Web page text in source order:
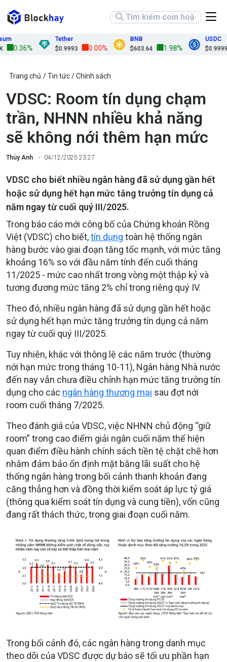
0.36%
Tether
$0.9993
0.00%
BNB
$603.64
1.98%
USDC
$0.9999
Trang chủ Tin tức Chính sách
VDSC: Room tín dụng chạm
trần, NHNN nhiều khả năng
sẽ không nới thêm hạn mức
Thùy Anh 04/12/2025 23:27
VDSC cho biết nhiều ngân hàng đã sử dụng gần hết
hoặc sử dụng hết hạn mức tăng trưởng tín dụng cả
năm ngay từ cuối quý III/2025.
Trong báo cáo mới công bố của Chứng khoán Rồng
Việt (VDSC) cho biết,tín dụng toàn hệ thống ngân
hàng bước vào giai đoạn tăng tốc mạnh, với mức tăng
khoảng 16% so với đầu năm tính đến cuối tháng
11/2025 - mức cao nhất trong vòng một thập kỷ và
tương đương mức tăng 2% chỉ trong riêng quý IV.
Theo đó, nhiều ngân hàng đã sử dụng gần hết hoặc
sử dụng hết hạn mức tăng trưởng tín dụng cả năm
ngay từ cuối quý III/2025.
Tuy nhiên, khác với thông lệ các năm trước (thường
nới hạn mức trong tháng 10-11), Ngân hàng Nhà nước
đến nay vẫn chưa điều chỉnh hạn mức tăng trưởng tín
dụng cho các ngân hàng thương mại sau đợt nới
room cuối tháng 7/2025.
Theo đánh giá của VDSC, việc NHNN chủ động “giữ
room” trong cao điểm giải ngân cuối năm thể hiện
quan điểm điều hành chính sách tiền tệ chặt chẽ hơn
nhằm đảm bảo ổn định mặt bằng lãi suất cho hệ
thống ngân hàng trong bối cảnh thanh khoản đang
căng thẳng hơn và đồng thời kiểm soát áp lực tỷ giá
(thông qua kiểm soát tín dụng và cung tiền), vốn cũng
đang rất thách thức, trong giai đoạn cuối năm.
Trong bối cảnh đó, các ngân hàng trong danh mục
theo dõi của VDSC được dự báo sẽ tối ưu phần hạn